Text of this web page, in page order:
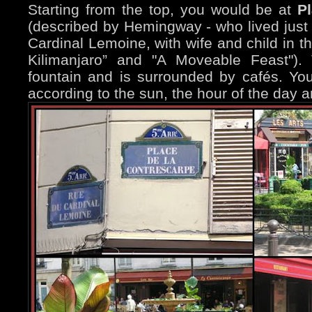
Starting from the top, you would be at
(described by Hemingway - who lived
Cardinal Lemoine, with wife and child in
Kilimanjaro” and "A Moveable
fountain and is surrounded by cafés.
according to the sun, the hour of the day